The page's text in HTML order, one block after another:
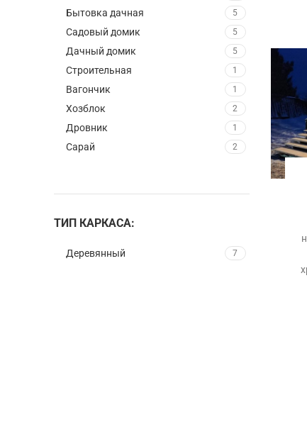
Бытовка дачная 5
Садовый домик 5
Дачный домик 5
Строительная 1
Вагончик 1
Хозблок 2
Дровник 1
Сарай 2
ТИП КАРКАСА:
Деревянный 7